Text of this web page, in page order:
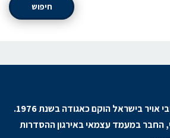
חיפוש
האיגוד הארצי לטייסי נתיבי אויר בישראל הוקם כאגודה בשנת 1976.
החבר במעמד עצמאי באירגון ההסדרות